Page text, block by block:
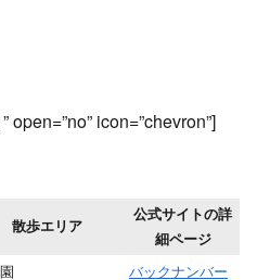
icon=”chevron”]
散歩エリア
公式サイトの詳
細ページ
バックナンバー